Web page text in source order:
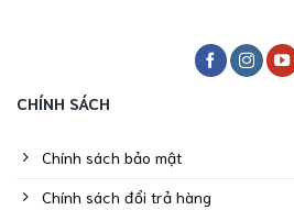
CHÍNH SÁCH
Chính sách bảo mật
Chính sách đổi trả hàng